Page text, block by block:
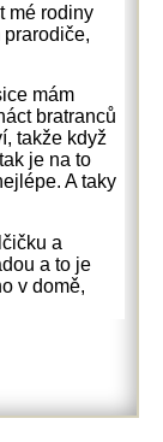
mé rodiny
mám
bratranců
takže když
je na to
A taky
a
a to je
v domě,